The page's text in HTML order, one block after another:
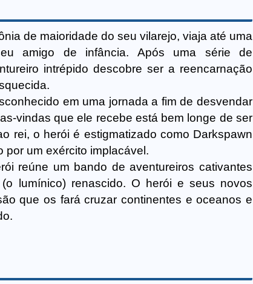
de maioridade do seu vilarejo, viaja até uma
amigo de infância. Após uma série de
intrépido descobre ser a reencarnação
em uma jornada a fim de desvendar
vindas que ele recebe está bem longe de ser
rei, o herói é estigmatizado como Darkspawn
por um exército implacável.
reúne um bando de aventureiros cativantes
lumínico) renascido. O herói e seus novos
que os fará cruzar continentes e oceanos e